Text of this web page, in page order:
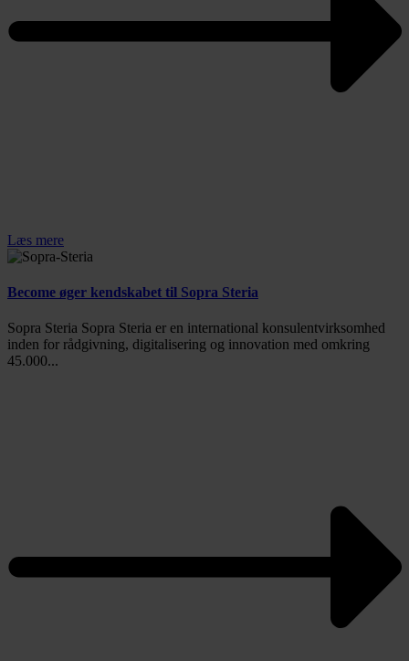
Læs mere
Become øger kendskabet til Sopra Steria
Sopra Steria Sopra Steria er en international konsulentvirksomhed
inden for rådgivning, digitalisering og innovation med omkring
45.000...